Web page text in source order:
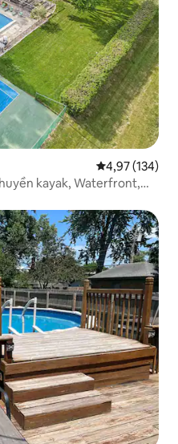
Xếp hạng
4,97 (134)
kayak, Waterfront,